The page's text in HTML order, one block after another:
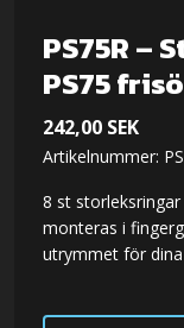
PS75R –
PS75
242,00 SEK
Artikelnummer:
8 st
monteras i
utrymmet för